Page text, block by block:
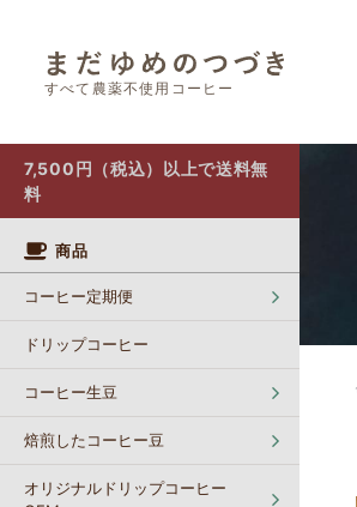
すべて農薬不使用コーヒー
7,500円（税込）以上で送料無
料
商品
コーヒー定期便
ドリップコーヒー
コーヒー生豆
焙煎したコーヒー豆
オリジナルドリップコーヒー